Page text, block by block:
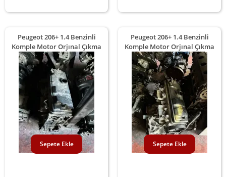
Peugeot 206+ 1.4 Benzinli
Komple Motor Orjınal Çıkma
Sepete Ekle
Peugeot 206+ 1.4 Benzinli
Komple Motor Orjınal Çıkma
Sepete Ekle